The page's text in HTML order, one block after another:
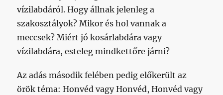
vízilabdáról. Hogy állnak jelenleg a
szakosztályok? Mikor és hol vannak a
meccsek? Miért jó kosárlabdára vagy
vízilabdára, esteleg mindkettőre járni?
Az adás második felében pedig előkerült az
örök téma: Honvéd vagy Honvéd, Honvéd vagy